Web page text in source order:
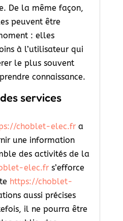
De la même façon,
peuvent être
: elles
à l’utilisateur qui
le plus souvent
connaissance.
services
choblet-elec.fr a
une information
des activités de la
elec.fr s’efforce
https://choblet-
aussi précises
il ne pourra être